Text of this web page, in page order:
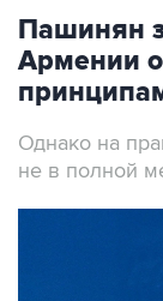
Пашинян
Армении
Однако на
не в полной